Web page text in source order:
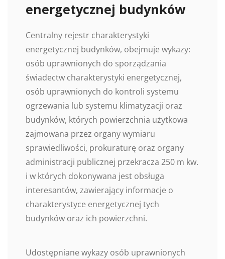
energetycznej budynków
Centralny rejestr charakterystyki
energetycznej budynków, obejmuje wykazy:
osób uprawnionych do sporządzania
świadectw charakterystyki energetycznej,
osób uprawnionych do kontroli systemu
ogrzewania lub systemu klimatyzacji oraz
budynków, których powierzchnia użytkowa
zajmowana przez organy wymiaru
sprawiedliwości, prokuraturę oraz organy
administracji publicznej przekracza 250 m kw.
i w których dokonywana jest obsługa
interesantów, zawierający informacje o
charakterystyce energetycznej tych
budynków oraz ich powierzchni.
Udostępniane wykazy osób uprawnionych